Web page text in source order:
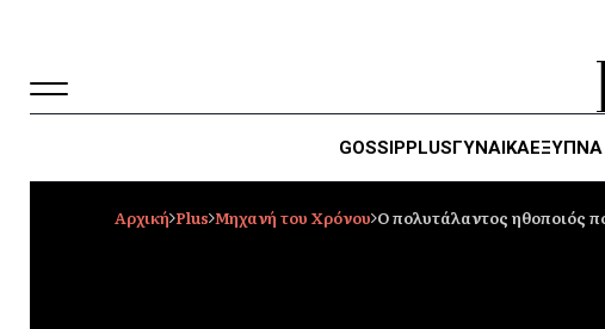
GOSSIPPLUSΓΥΝΑΙΚΑ
Αρχική Plus Μηχανή του Χρόνου Ο πολυτάλαντος ηθοποιός